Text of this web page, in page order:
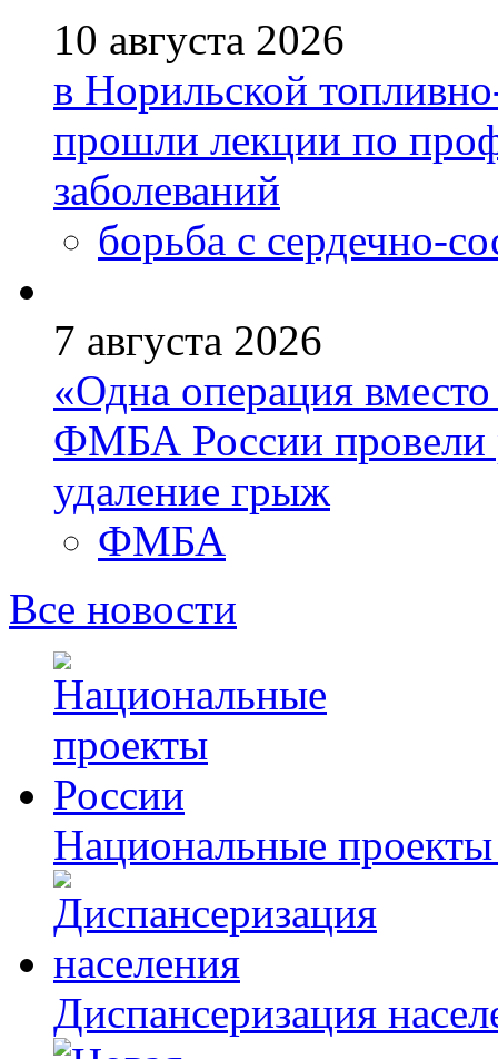
10 августа 2026
в Норильской
прошли лекции по
заболеваний
борьба с сердечно-
7 августа 2026
«Одна операция
ФМБА России провели
удаление грыж
ФМБА
Все новости
Национальные
Диспансеризация